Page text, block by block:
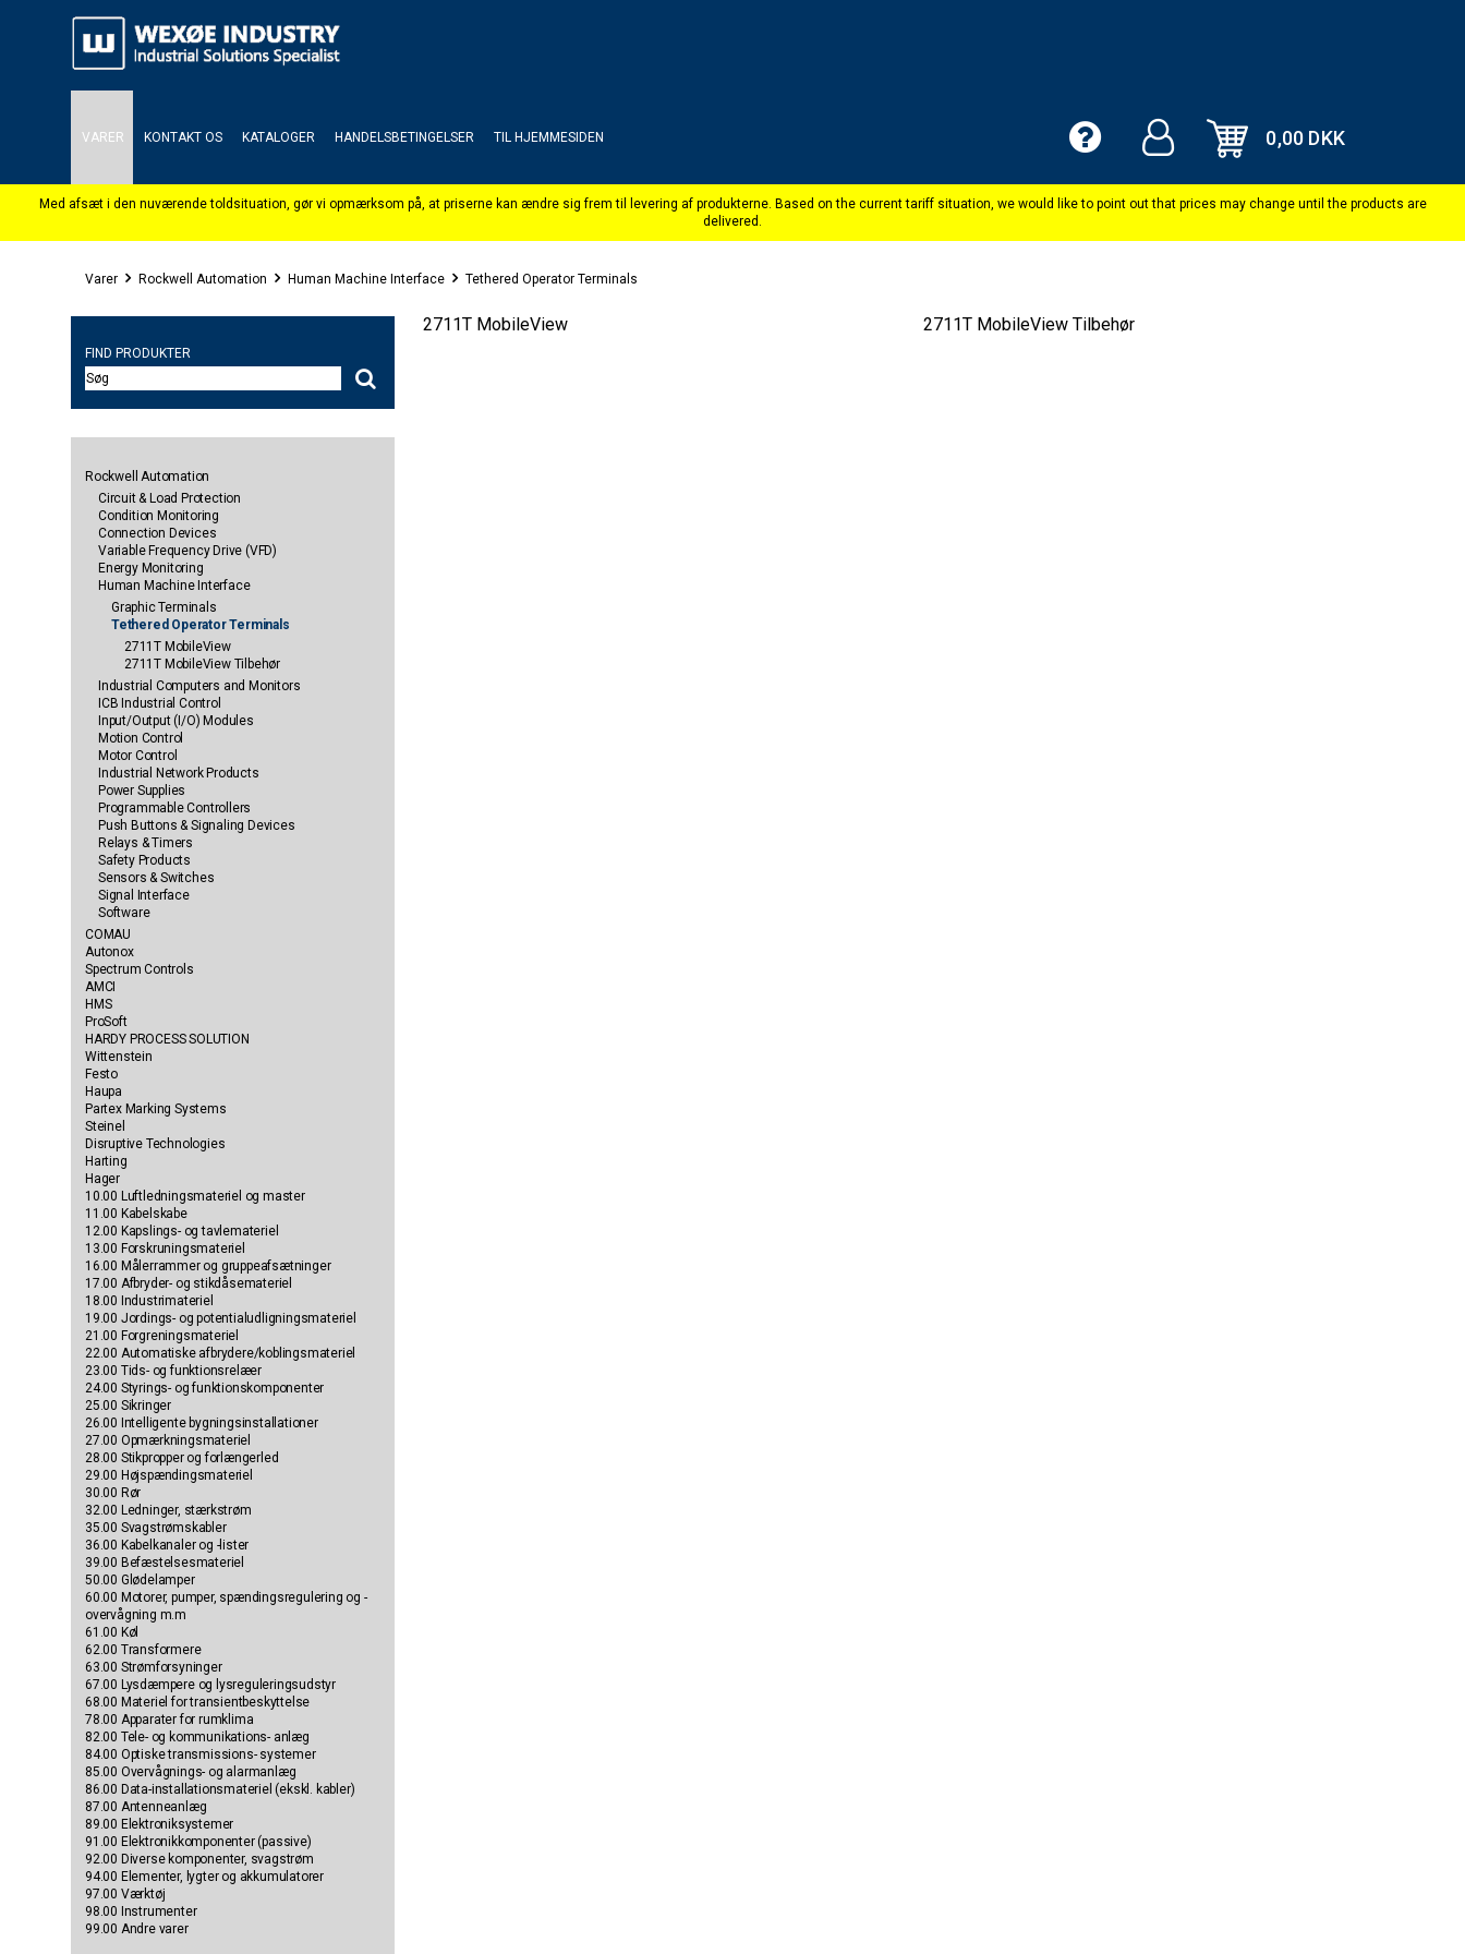
VARER KONTAKT OS KATALOGER HANDELSBETINGELSER TIL HJEMMESIDEN 0,00 DKK
Varer Rockwell Automation Human Machine Interface Tethered Operator Terminals
FIND PRODUKTER
Rockwell Automation
Circuit & Load Protection
Condition Monitoring
Connection Devices
Variable Frequency Drive (VFD)
Energy Monitoring
Human Machine Interface
Graphic Terminals
Tethered Operator Terminals
2711T MobileView
2711T MobileView Tilbehør
Industrial Computers and Monitors
ICB Industrial Control
Input/Output (I/O) Modules
Motion Control
Motor Control
Industrial Network Products
Power Supplies
Programmable Controllers
Push Buttons & Signaling Devices
Relays & Timers
Safety Products
Sensors & Switches
Signal Interface
Software
COMAU
Autonox
Spectrum Controls
AMCI
HMS
ProSoft
HARDY PROCESS SOLUTION
Wittenstein
Festo
Haupa
Partex Marking Systems
Steinel
Disruptive Technologies
Harting
Hager
10.00 Luftledningsmateriel og master
11.00 Kabelskabe
12.00 Kapslings- og tavlemateriel
13.00 Forskruningsmateriel
16.00 Målerrammer og gruppeafsætninger
17.00 Afbryder- og stikdåsemateriel
18.00 Industrimateriel
19.00 Jordings- og potentialudligningsmateriel
21.00 Forgreningsmateriel
22.00 Automatiske afbrydere/koblingsmateriel
23.00 Tids- og funktionsrelæer
24.00 Styrings- og funktionskomponenter
25.00 Sikringer
26.00 Intelligente bygningsinstallationer
27.00 Opmærkningsmateriel
28.00 Stikpropper og forlængerled
29.00 Højspændingsmateriel
30.00 Rør
32.00 Ledninger, stærkstrøm
35.00 Svagstrømskabler
36.00 Kabelkanaler og -lister
39.00 Befæstelsesmateriel
50.00 Glødelamper
60.00 Motorer, pumper, spændingsregulering og -
overvågning m.m
61.00 Køl
62.00 Transformere
63.00 Strømforsyninger
67.00 Lysdæmpere og lysreguleringsudstyr
68.00 Materiel for transientbeskyttelse
78.00 Apparater for rumklima
82.00 Tele- og kommunikations- anlæg
84.00 Optiske transmissions- systemer
85.00 Overvågnings- og alarmanlæg
86.00 Data-installationsmateriel (ekskl. kabler)
87.00 Antenneanlæg
89.00 Elektroniksystemer
91.00 Elektronikkomponenter (passive)
92.00 Diverse komponenter, svagstrøm
94.00 Elementer, lygter og akkumulatorer
97.00 Værktøj
98.00 Instrumenter
99.00 Andre varer
2711T MobileView 2711T MobileView Tilbehør